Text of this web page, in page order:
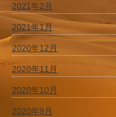
2021年2月
2021年1月
2020年12月
2020年11月
2020年10月
2020年9月